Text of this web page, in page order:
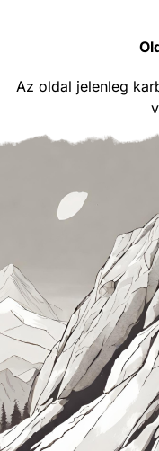
Az oldal jelenleg